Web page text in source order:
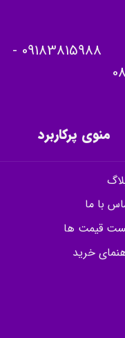
09183815988
-
منوی پرکاربرد
با ما
قیمت ها
خرید